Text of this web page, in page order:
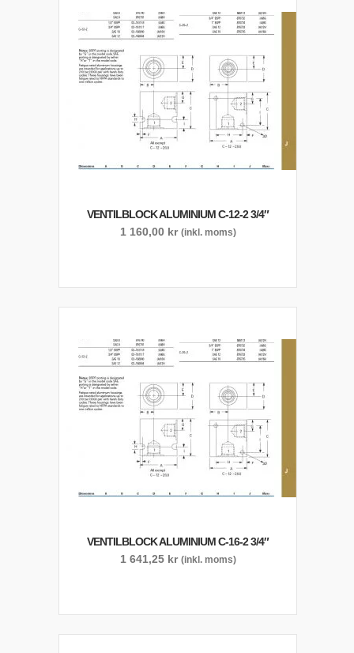
VENTILBLOCK ALUMINIUM C-12-2 3/4″
1 160,00 kr (inkl. moms)
VENTILBLOCK ALUMINIUM C-16-2 3/4″
1 641,25 kr (inkl. moms)